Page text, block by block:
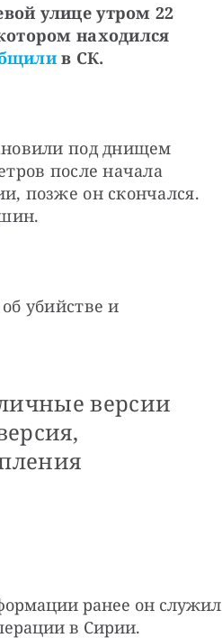
улице утром 22
находился
в СК.
под днищем
после начала
позже он скончался.
убийстве и
версии
ранее он служил
в Сирии.